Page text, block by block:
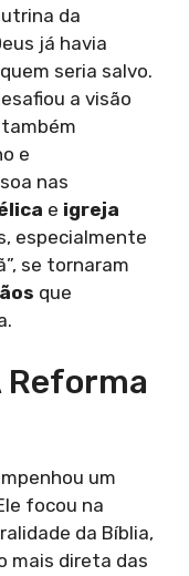
da
já havia
seria salvo.
a visão
e
nas
e igreja
especialmente
se tornaram
que
Reforma
um
focou na
da Bíblia,
mais direta das